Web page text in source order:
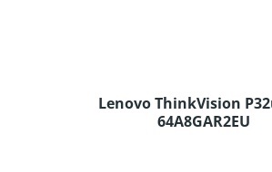
Lenovo ThinkVision
64A8GAR2EU